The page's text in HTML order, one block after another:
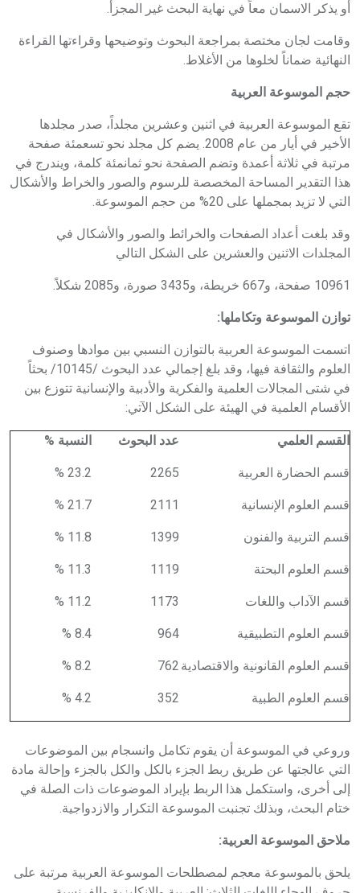
أو يذكر الاسمان معاً في نهاية البحث غير المجزأ.
وقامت لجان مختصة بمراجعة البحوث وتوضيحها وقراءتها القراءة
النهائية ضماناً لخلوها من الأغلاط.
حجم الموسوعة العربية
تقع الموسوعة العربية في اثنين وعشرين مجلداً، صدر مجلدها
الأخير في أيار من عام 2008. يضم كل مجلد نحو تسعمئة صفحة
مرتبة في ثلاثة أعمدة وتضم الصفحة نحو ثمانمئة كلمة، ويندرج في
هذا التقدير المساحة المخصصة للرسوم والصور والخراط والأشكال
التي لا تزيد بمجملها على 20% من حجم الموسوعة.
وقد بلغت أعداد الصفحات والخرائط والصور والأشكال في
المجلدات الاثنين والعشرين على الشكل التالي
10961 صفحة، و667 خريطة، و3435 صورة، و2085 شكلاً.
توازن الموسوعة وتكاملها:
اتسمت الموسوعة العربية بالتوازن النسبي بين موادها وصنوف
العلوم والثقافة فيها، وقد بلغ إجمالي عدد البحوث /10145/ بحثاً
في شتى المجالات العلمية والفكرية والأدبية والإنسانية تتوزع بين
الأقسام العلمية في الهيئة على الشكل الآتي:
القسم العلمي عدد البحوث النسبة %
قسم الحضارة العربية 2265
23.2 %
قسم العلوم الإنسانية 2111
21.7 %
قسم التربية والفنون 1399
11.8 %
قسم العلوم البحتة 1119
11.3 %
قسم الآداب واللغات 1173
11.2 %
قسم العلوم التطبيقية 964
8.4 %
قسم العلوم القانونية والاقتصادية 762
8.2 %
قسم العلوم الطبية 352
4.2 %
وروعي في الموسوعة أن يقوم تكامل وانسجام بين الموضوعات
التي عالجتها عن طريق ربط الجزء بالكل والكل بالجزء وإحالة مادة
إلى أخرى، واستكمل هذا الربط بإيراد الموضوعات ذات الصلة في
ختام البحث، وبذلك تجنبت الموسوعة التكرار والازدواجية.
ملاحق الموسوعة العربية:
يلحق بالموسوعة معجم لمصطلحات الموسوعة العربية مرتبة على